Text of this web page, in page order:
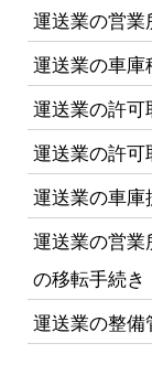
運送業の営業
運送業の車庫
運送業の許可
運送業の許可
運送業の車庫
運送業の営業
の移転手続き
運送業の整備